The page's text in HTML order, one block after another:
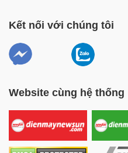
Kết nối với chúng tôi
Website cùng hệ thống